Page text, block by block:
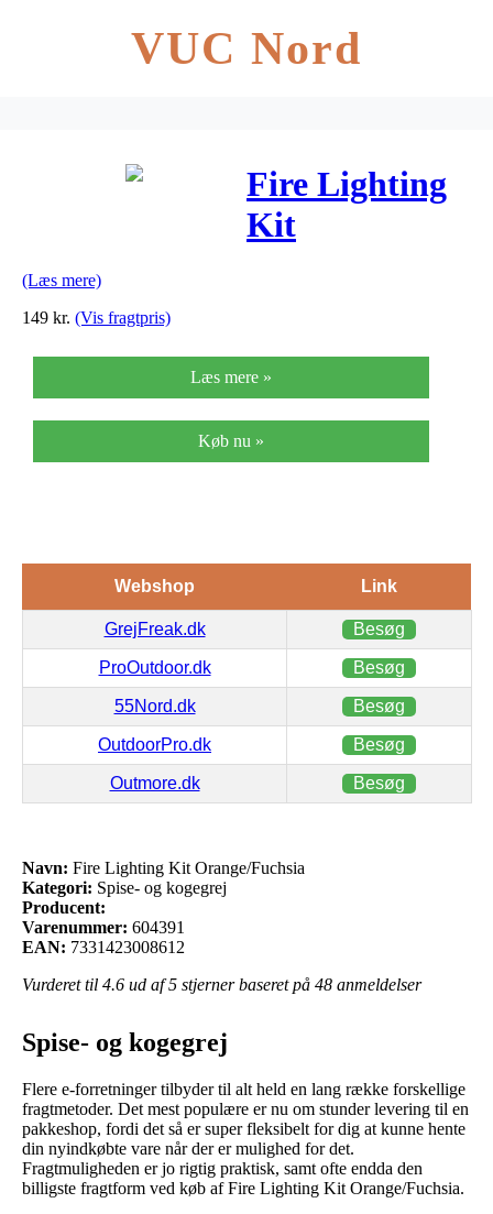
VUC Nord
Fire Lighting
Kit
(Læs mere)
149 kr. (Vis fragtpris)
Læs mere »
Køb nu »
Webshop Link
GrejFreak.dk Besøg
ProOutdoor.dk Besøg
55Nord.dk Besøg
OutdoorPro.dk Besøg
Outmore.dk Besøg
Navn: Fire Lighting Kit Orange/Fuchsia
Kategori: Spise- og kogegrej
Producent:
Varenummer: 604391
EAN: 7331423008612
Vurderet til 4.6 ud af 5 stjerner baseret på 48 anmeldelser
Spise- og kogegrej
Flere e-forretninger tilbyder til alt held en lang række forskellige
fragtmetoder. Det mest populære er nu om stunder levering til en
pakkeshop, fordi det så er super fleksibelt for dig at kunne hente
din nyindkøbte vare når der er mulighed for det.
Fragtmuligheden er jo rigtig praktisk, samt ofte endda den
billigste fragtform ved køb af Fire Lighting Kit Orange/Fuchsia.